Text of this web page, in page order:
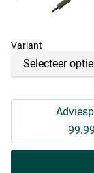
Variant
99.99